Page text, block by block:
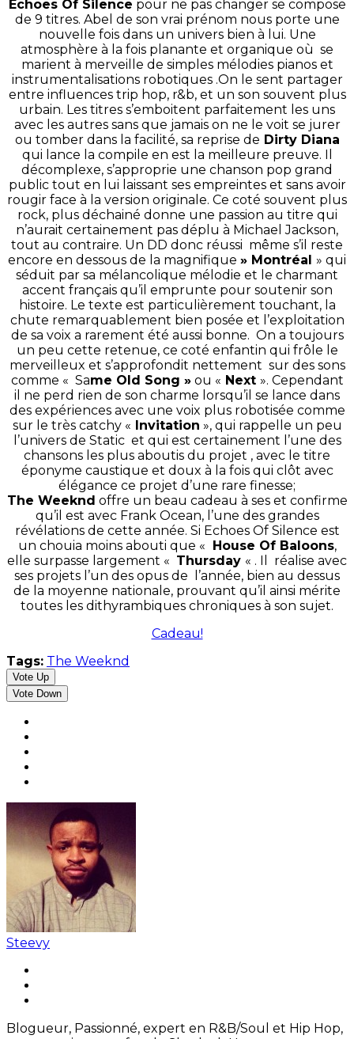
Echoes Of Silence pour ne pas changer se compose
de 9 titres. Abel de son vrai prénom nous porte une
nouvelle fois dans un univers bien à lui. Une
atmosphère à la fois planante et organique où se
marient à merveille de simples mélodies pianos et
instrumentalisations robotiques .On le sent partager
entre influences trip hop, r&b, et un son souvent plus
urbain. Les titres s’emboitent parfaitement les uns
avec les autres sans que jamais on ne le voit se jurer
ou tomber dans la facilité, sa reprise de Dirty Diana
qui lance la compile en est la meilleure preuve. Il
décomplexe, s’approprie une chanson pop grand
public tout en lui laissant ses empreintes et sans avoir
rougir face à la version originale. Ce coté souvent plus
rock, plus déchainé donne une passion au titre qui
n’aurait certainement pas déplu à Michael Jackson,
tout au contraire. Un DD donc réussi même s’il reste
encore en dessous de la magnifique » Montréal » qui
séduit par sa mélancolique mélodie et le charmant
accent français qu’il emprunte pour soutenir son
histoire. Le texte est particulièrement touchant, la
chute remarquablement bien posée et l’exploitation
de sa voix a rarement été aussi bonne. On a toujours
un peu cette retenue, ce coté enfantin qui frôle le
merveilleux et s’approfondit nettement sur des sons
comme « Same Old Song »ou « Next ». Cependant
il ne perd rien de son charme lorsqu’il se lance dans
des expériences avec une voix plus robotisée comme
sur le très catchy « Invitation », qui rappelle un peu
l’univers de Static et qui est certainement l’une des
chansons les plus aboutis du projet , avec le titre
éponyme caustique et doux à la fois qui clôt avec
élégance ce projet d’une rare finesse;
The Weeknd offre un beau cadeau à ses et confirme
qu’il est avec Frank Ocean, l’une des grandes
révélations de cette année. Si Echoes Of Silence est
un chouia moins abouti que « House Of Baloons,
elle surpasse largement « Thursday « . Il réalise avec
ses projets l’un des opus de l’année, bien au dessus
de la moyenne nationale, prouvant qu’il ainsi mérite
toutes les dithyrambiques chroniques à son sujet.
Cadeau!
Tags: The Weeknd
Vote Up
Vote Down
Steevy
Blogueur, Passionné, expert en R&B/Soul et Hip Hop,